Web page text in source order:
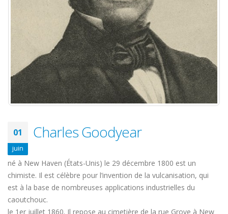
01
juin
Charles Goodyear
né à New Haven (États-Unis) le 29 décembre 1800 est un
chimiste. Il est célèbre pour l’invention de la vulcanisation, qui
est à la base de nombreuses applications industrielles du
caoutchouc.
le 1er juillet 1860. Il repose au cimetière de la rue Grove à New